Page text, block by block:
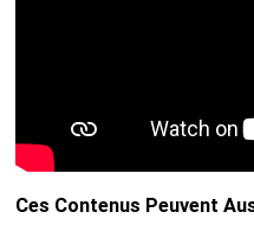
Ces Contenus Peuvent